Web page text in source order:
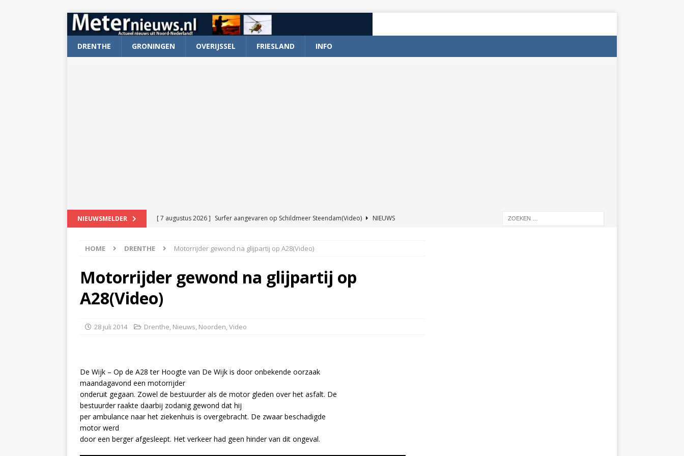
DRENTHE GRONINGEN OVERIJSSEL FRIESLAND INFO
NIEUWSMELDER [ 7 augustus 2026 ] Surfer aangevaren op Schildmeer Steendam(Video)
NIEUWS
[ 6 augustus 2026 ] Bestelauto en personenwagen in botsing in Ommen(Video)
Klapband en wagen met stro in de brand in Oosterhesselen(Video)
NIEUWS
[ 8 augustus 2026 ]
HOME DRENTHE Motorrijder gewond na glijpartij op A28(Video)
Motorrijder gewond na glijpartij op
A28(Video)
28 juli 2014 Drenthe, Nieuws, Noorden,Video
De Wijk – Op de A28 ter Hoogte van De Wijk is door onbekende oorzaak
maandagavond een motorrijder
onderuit gegaan. Zowel de bestuurder als de motor gleden over het asfalt. De
bestuurder raakte daarbij zodanig gewond dat hij
per ambulance naar het ziekenhuis is overgebracht. De zwaar beschadigde
motor werd
door een berger afgesleept. Het verkeer had geen hinder van dit ongeval.